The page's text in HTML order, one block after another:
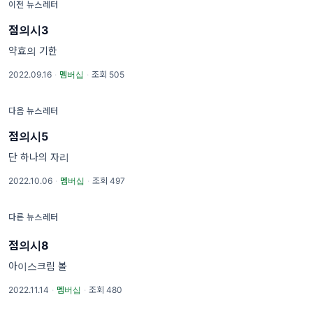
이전 뉴스레터
점의시3
약효의 기한
2022.09.16 · 멤버십 · 조회 505
다음 뉴스레터
점의시5
단 하나의 자리
2022.10.06 · 멤버십 · 조회 497
다른 뉴스레터
점의시8
아이스크림 볼
2022.11.14 · 멤버십 · 조회 480